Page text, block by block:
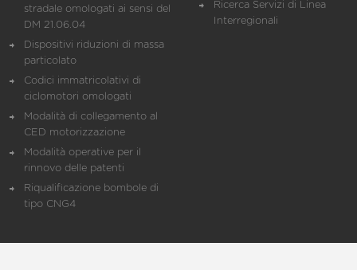
stradale omologati ai sensi del
DM 21.06.04
Dispositivi riduzioni di massa
particolato
Codici immatricolativi di
ciclomotori omologati
Modalità di collegamento al
CED motorizzazione
Modalità operative per il
rinnovo delle patenti
Riqualificazione bombole di
tipo CNG4
Ricerca Servizi di Linea
Interregionali